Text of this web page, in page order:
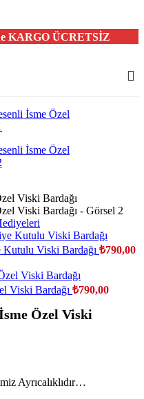
KARGO ÜCRETSİZ
Kutulu Viski Bardağı ₺790,00
Viski Bardağı ₺790,00
Özel Viski
Ayrıcalıklıdır…